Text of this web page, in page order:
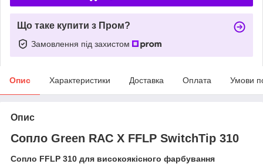
Що таке купити з Пром?
Замовлення під захистом
Опис Характеристики Доставка Оплата Умови
Опис
Сопло Green RAC X FFLP SwitchTip 310
Сопло FFLP 310 для високоякісного фарбування